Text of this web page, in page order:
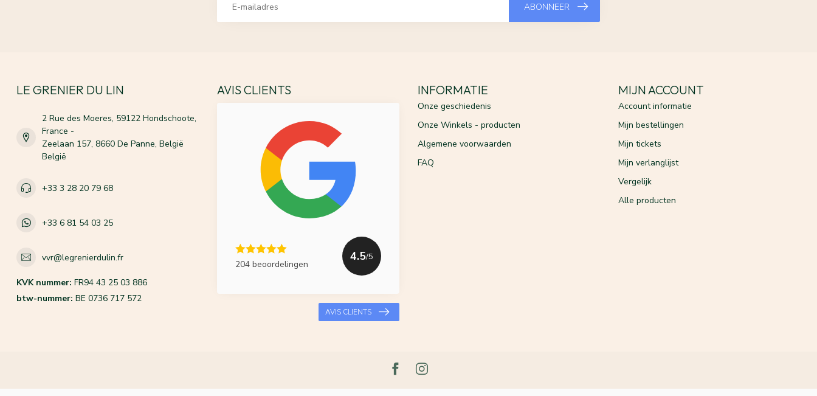
ABONNEER
LE GRENIER DU LIN
2 Rue des Moeres, 59122 Hondschoote,
France -
Zeelaan 157, 8660 De Panne, België
België
+33 3 28 20 79 68
+33 6 81 54 03 25
vvr@legrenierdulin.fr
KVK nummer: FR94 43 25 03 886
btw-nummer: BE 0736 717 572
AVIS CLIENTS
204 beoordelingen
4.5/5
AVIS CLIENTS
INFORMATIE
Onze geschiedenis
Onze Winkels - producten
Algemene voorwaarden
FAQ
MIJN ACCOUNT
Account informatie
Mijn bestellingen
Mijn tickets
Mijn verlanglijst
Vergelijk
Alle producten